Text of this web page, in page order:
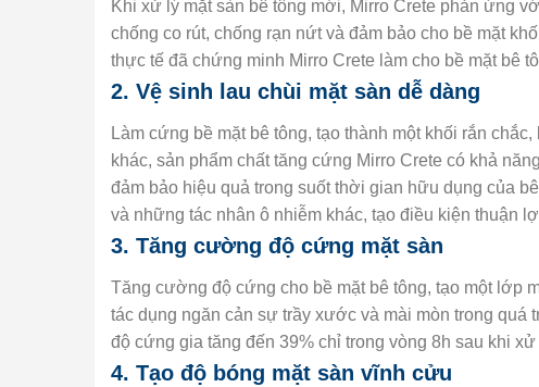
Khi xử lý mặt sàn bê tông mới, Mirro Crete phản ứng
chống co rút, chống rạn nứt và đảm bảo cho bề mặt
thực tế đã chứng minh Mirro Crete làm cho bề mặt bê
2. Vệ sinh lau chùi mặt sàn dễ dàng
Làm cứng bề mặt bê tông, tạo thành một khối rắn
khác, sản phẩm chất tăng cứng Mirro Crete có khả
đảm bảo hiệu quả trong suốt thời gian hữu dụng của
và những tác nhân ô nhiễm khác, tạo điều kiện thuận
3. Tăng cường độ cứng mặt sàn
Tăng cường độ cứng cho bề mặt bê tông, tạo một lớp
tác dụng ngăn cản sự trầy xước và mài mòn trong
độ cứng gia tăng đến 39% chỉ trong vòng 8h sau khi xử
4. Tạo độ bóng mặt sàn vĩnh cửu